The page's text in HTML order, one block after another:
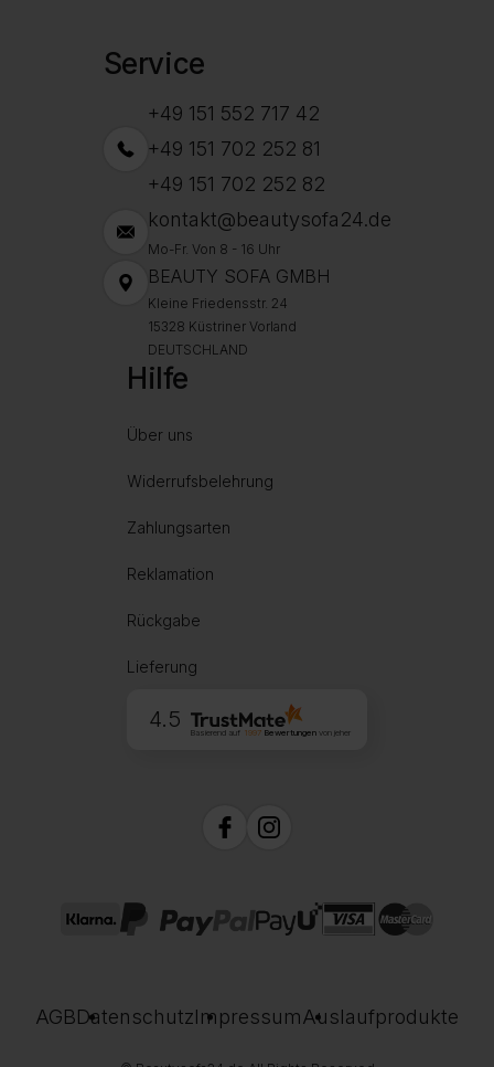
Service
+49 151 552 717 42
+49 151 702 252 81
+49 151 702 252 82
kontakt@beautysofa24.de
Mo-Fr. Von 8 - 16 Uhr
BEAUTY SOFA GMBH
Kleine Friedensstr. 24
15328 Küstriner Vorland
DEUTSCHLAND
Hilfe
Über uns
Widerrufsbelehrung
Zahlungsarten
Reklamation
Rückgabe
Lieferung
4.5
Basierend auf 1997Bewertungen von jeher
AGBDatenschutzImpressumAuslaufprodukte